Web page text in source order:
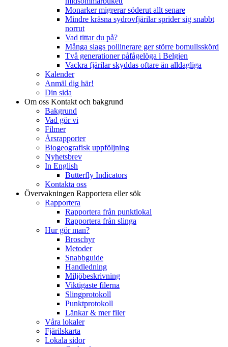
Monarker migrerar söderut allt senare
Mindre kräsna sydrovfjärilar sprider sig snabbt
norrut
Vad tittar du på?
Många slags pollinerare ger större bomullsskörd
Två generationer påfågelöga i Belgien
Vackra fjärilar skyddas oftare än alldagliga
Kalender
Anmäl dig här!
Din sida
Om oss Kontakt och bakgrund
Bakgrund
Vad gör vi
Filmer
Årsrapporter
Biogeografisk uppföljning
Nyhetsbrev
In English
Butterfly Indicators
Kontakta oss
Övervakningen Rapportera eller sök
Rapportera
Rapportera från punktlokal
Rapportera från slinga
Hur gör man?
Broschyr
Metoder
Snabbguide
Handledning
Miljöbeskrivning
Viktigaste filerna
Slingprotokoll
Punktprotokoll
Länkar & mer filer
Våra lokaler
Fjärilskarta
Lokala sidor